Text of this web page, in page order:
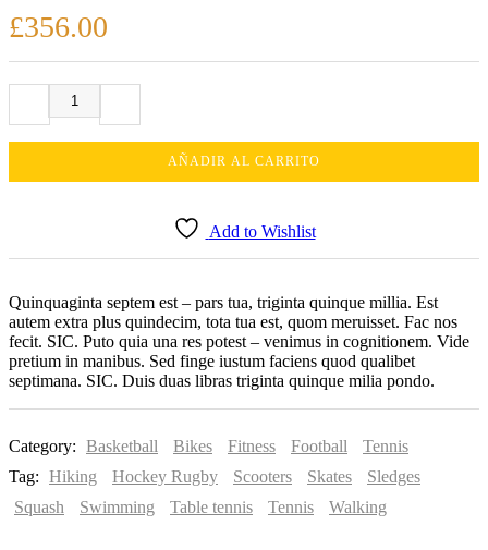
£356.00
AÑADIR AL CARRITO
Add to Wishlist
Quinquaginta septem est – pars tua, triginta quinque millia. Est
autem extra plus quindecim, tota tua est, quom meruisset. Fac nos
fecit. SIC. Puto quia una res potest – venimus in cognitionem. Vide
pretium in manibus. Sed finge iustum faciens quod qualibet
septimana. SIC. Duis duas libras triginta quinque milia pondo.
Category: Basketball Bikes Fitness Football
Tennis
Tag: Hiking Hockey Rugby Scooters Skates
Sledges
Squash
Swimming Table tennis Tennis Walking